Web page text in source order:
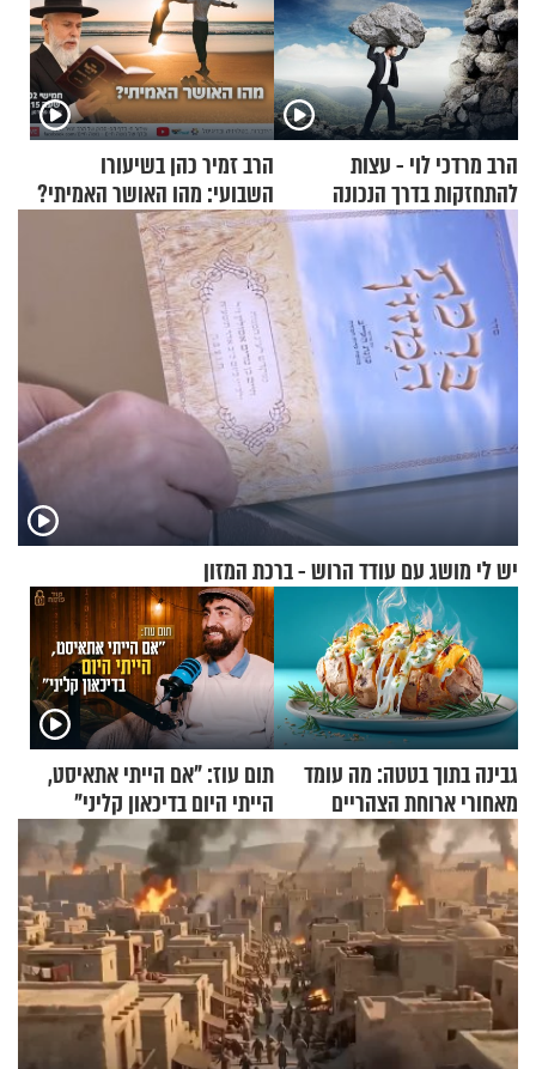
הרב מרדכי לוי - עצות
להתחזקות בדרך הנכונה
הרב זמיר כהן בשיעורו
השבועי: מהו האושר האמיתי?
יש לי מושג עם עודד הרוש - ברכת המזון
גבינה בתוך בטטה: מה עומד
מאחורי ארוחת הצהריים
שכבשה את הרשת?
תום עוז: "אם הייתי אתאיסט,
הייתי היום בדיכאון קליני"